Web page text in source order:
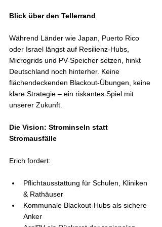
Blick über den Tellerrand
Während Länder wie Japan, Puerto Rico
oder Israel längst auf Resilienz-Hubs,
Microgrids und PV-Speicher setzen, hinkt
Deutschland noch hinterher. Keine
flächendeckenden Blackout-Übungen, keine
klare Strategie – ein riskantes Spiel mit
unserer Zukunft.
Die Vision: Strominseln statt
Stromausfälle
Erich fordert:
Pflichtausstattung für Schulen, Kliniken
& Rathäuser
Kommunale Blackout-Hubs als sichere
Anker